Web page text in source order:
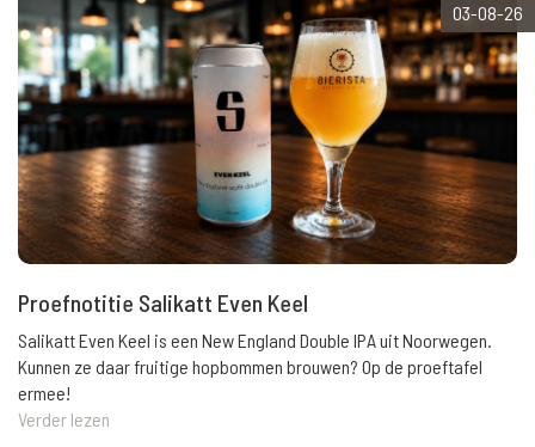
03-08-26
Proefnotitie Salikatt Even Keel
Salikatt Even Keel is een New England Double IPA uit Noorwegen.
Kunnen ze daar fruitige hopbommen brouwen? Op de proeftafel
ermee!
Verder lezen